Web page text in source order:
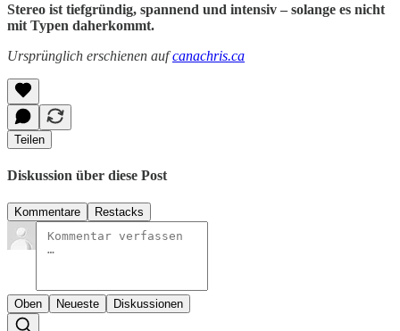
Stereo ist tiefgründig, spannend und intensiv – solange es nicht
mit Typen daherkommt.
Ursprünglich erschienen aufcanachris.ca
Teilen
Diskussion über diese Post
Kommentare Restacks
Oben Neueste Diskussionen